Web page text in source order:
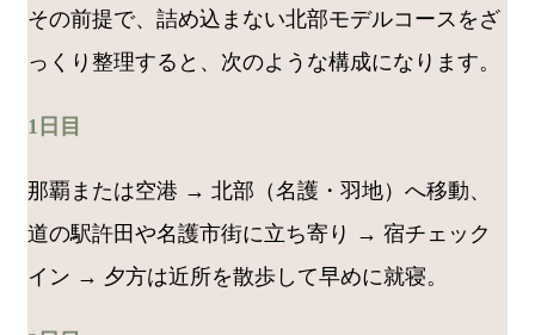
その前提で、詰め込まない北部モデルコースをざ
っくり整理すると、次のような構成になります。
1日目
那覇または空港 → 北部（名護・羽地）へ移動、
道の駅許田や名護市街に立ち寄り → 宿チェック
イン → 夕方は近所を散歩して早めに就寝。